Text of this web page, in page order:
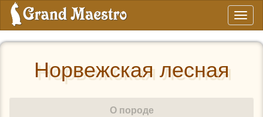
Норвежская лесная
О породе